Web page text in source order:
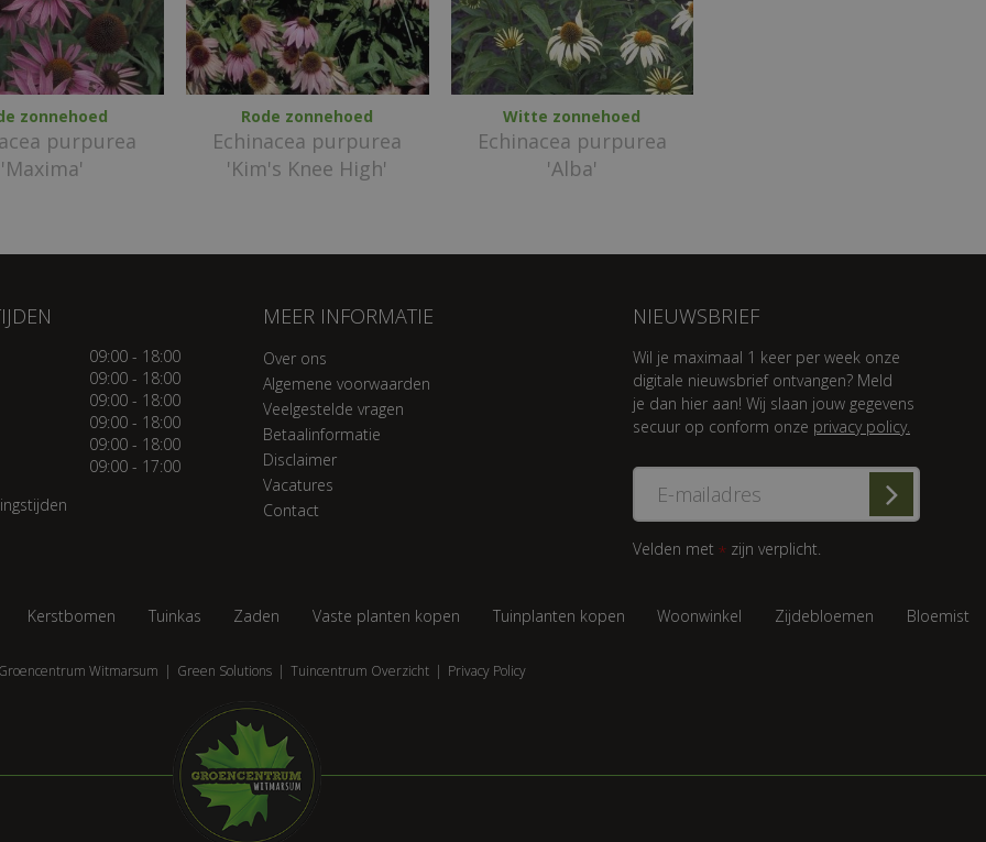
zonnehoed
purpurea
'Maxima'
Rode zonnehoed
Echinacea purpurea
'Kim's Knee High'
Witte zonnehoed
Echinacea purpurea
'Alba'
09:00 - 18:00
09:00 - 18:00
09:00 - 18:00
09:00 - 18:00
09:00 - 18:00
09:00 - 17:00
MEER INFORMATIE
Over ons
Algemene voorwaarden
Veelgestelde vragen
Betaalinformatie
Disclaimer
Vacatures
Contact
NIEUWSBRIEF
Wil je maximaal 1 keer per week onze
digitale nieuwsbrief ontvangen? Meld
je dan hier aan! Wij slaan jouw gegevens
secuur op conform onze privacy policy.
Velden met * zijn verplicht.
Kerstbomen Tuinkas Zaden Vaste planten kopen Tuinplanten kopen Woonwinkel Zijdebloemen Bloemist
Witmarsum Green Solutions Tuincentrum Overzicht Privacy Policy